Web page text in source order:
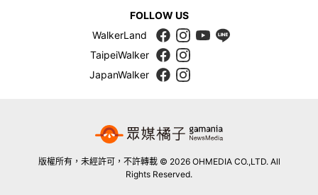
FOLLOW US
WalkerLand
TaipeiWalker
JapanWalker
版權所有，未經許可，不許轉載 © 2026 OHMEDIA CO.,LTD. All
Rights Reserved.